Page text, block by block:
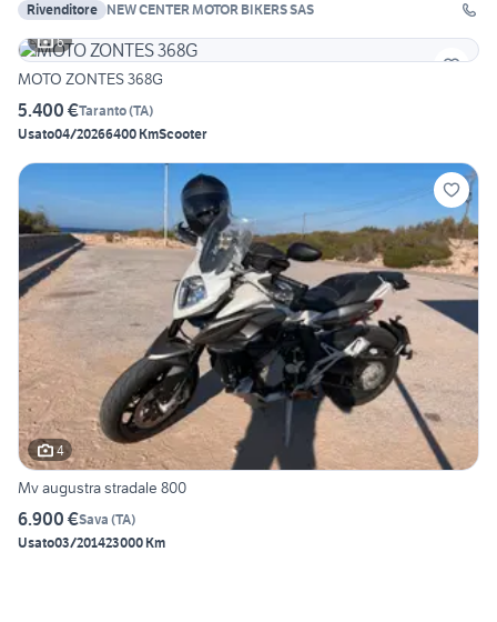
Rivenditore NEW CENTER MOTOR BIKERS SAS
6
MOTO ZONTES 368G
5.400 €Taranto(TA)
Usato04/20266400 KmScooter
4
Mv augustra stradale 800
6.900 €Sava (TA)
Usato03/201423000 Km